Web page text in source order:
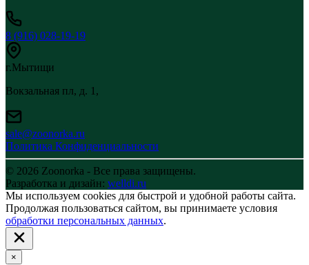
8 (916) 028-19-19
г.Мытищи
Вокзальная пл, д. 1,
sale@zoonorka.ru
Политика Конфиденциальности
© 2026 Zoonorka - Все права защищены.
Разработка и дизайн: welldi.ru
Мы используем cookies для быстрой и удобной работы сайта.
Продолжая пользоваться сайтом, вы принимаете условия
обработки персональных данных.
×